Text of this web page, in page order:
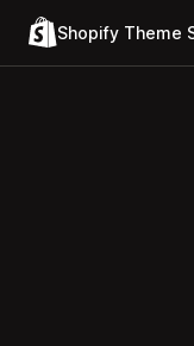
Shopify Theme